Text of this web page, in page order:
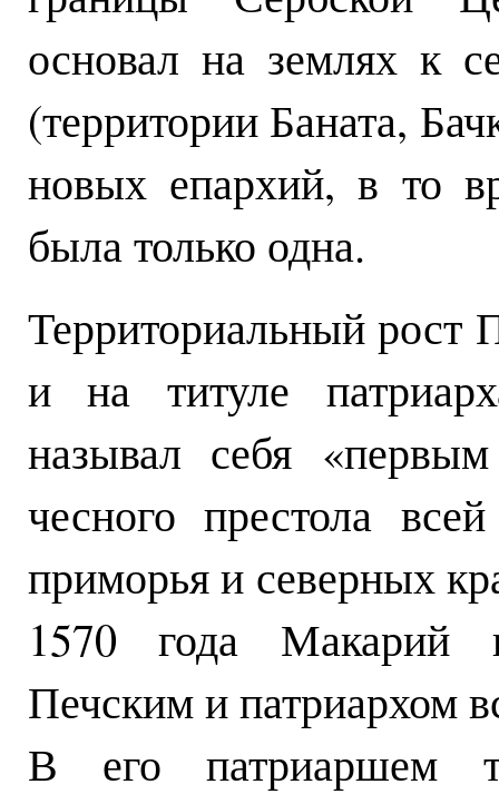
основал на землях к
(территории Баната,
новых епархий, в то
была только одна.
Территориальный рост
и на титуле
называл себя
чесного престола
приморья и северных
1570 года Макарий
Печским и патриархом
В его патриаршем